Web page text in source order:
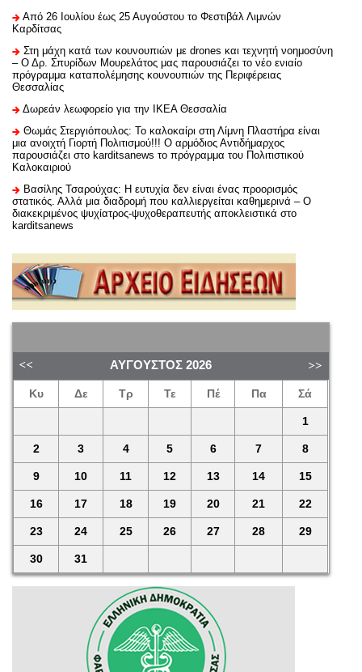
Από 26 Ιουλίου έως 25 Αυγούστου το Φεστιβάλ Λιμνών
Καρδίτσας
Στη μάχη κατά των κουνουπιών με drones και τεχνητή νοημοσύνη
– Ο Δρ. Σπυρίδων Μουρελάτος μας παρουσιάζει το νέο ενιαίο
πρόγραμμα καταπολέμησης κουνουπιών της Περιφέρειας
Θεσσαλίας
Δωρεάν λεωφορείο για την ΙΚΕΑ Θεσσαλία
Θωμάς Στεργιόπουλος: Το καλοκαίρι στη Λίμνη Πλαστήρα είναι
μια ανοιχτή Γιορτή Πολιτισμού!!! Ο αρμόδιος Αντιδήμαρχος
παρουσιάζει στο karditsanews το πρόγραμμα του Πολιτιστικού
Καλοκαιριού
Βασίλης Τσαρούχας: Η ευτυχία δεν είναι ένας προορισμός
στατικός. Αλλά μια διαδρομή που καλλιεργείται καθημερινά – Ο
διακεκριμένος ψυχίατρος-ψυχοθεραπευτής αποκλειστικά στο
karditsanews
ΑΎΓΟΥΣΤΟΣ 2026
Κυ Δε Τρ Τε Πέ Πα Σά
1
2 3 4 5 6 7 8
9 10 11 12 13 14 15
16 17 18 19 20 21 22
23 24 25 26 27 28 29
30 31